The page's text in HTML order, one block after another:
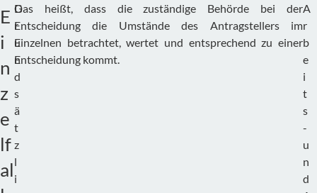
E
i
n
z
e
lf
al
G
r
u
n
d
s
ä
t
z
l
i
Das heißt, dass die zuständige Behörde bei der
Entscheidung die Umstände des Antragstellers im
Einzelnen betrachtet, wertet und entsprechend zu einer
Entscheidung kommt.
A
r
b
e
i
t
s
-
u
n
d